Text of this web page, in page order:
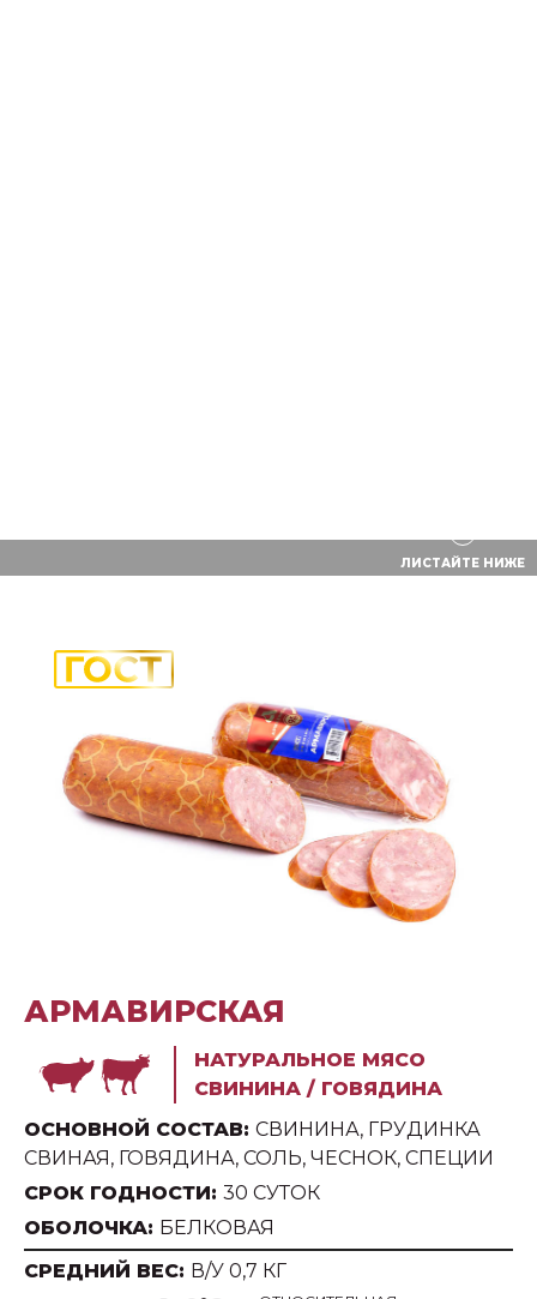
ЛИСТАЙТЕ НИЖЕ
АРМАВИРСКАЯ
НАТУРАЛЬНОЕ МЯСО
СВИНИНА / ГОВЯДИНА
ОСНОВНОЙ СОСТАВ: СВИНИНА, ГРУДИНКА
СВИНАЯ, ГОВЯДИНА, СОЛЬ, ЧЕСНОК, СПЕЦИИ
СРОК ГОДНОСТИ: 30 СУТОК
ОБОЛОЧКА: БЕЛКОВАЯ
СРЕДНИЙ ВЕС: В/У 0,7 КГ